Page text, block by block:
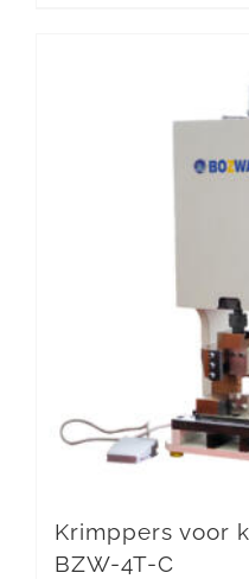
Krimppers voor
BZW-4T-C